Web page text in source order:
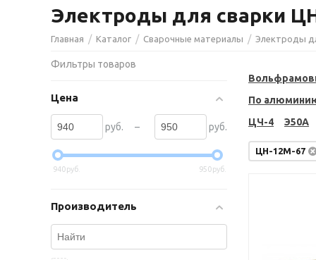
Электроды для сварки
Главная / Каталог / Сварочные материалы / Электроды
По
ЦЧ-4
Э50А
ЦН-12М-67
Фильтры товаров
Цена
руб. – руб.
940руб. 950руб.
Производитель